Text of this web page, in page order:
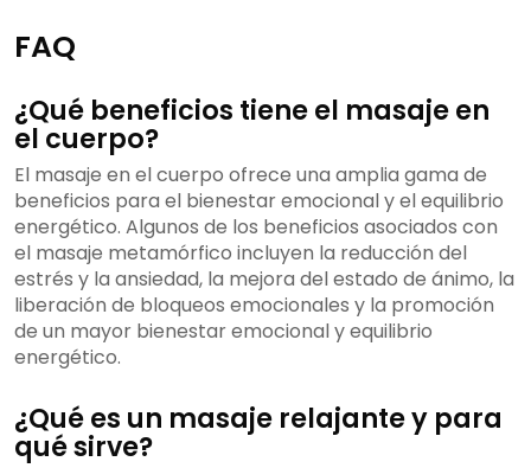
FAQ
¿Qué beneficios tiene el masaje en
el cuerpo?
El masaje en el cuerpo ofrece una amplia gama de
beneficios para el bienestar emocional y el equilibrio
energético. Algunos de los beneficios asociados con
el masaje metamórfico incluyen la reducción del
estrés y la ansiedad, la mejora del estado de ánimo, la
liberación de bloqueos emocionales y la promoción
de un mayor bienestar emocional y equilibrio
energético.
¿Qué es un masaje relajante y para
qué sirve?